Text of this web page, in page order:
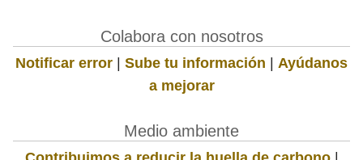
Colabora con nosotros
Notificar error | Sube tu información | Ayúdanos
a mejorar
Medio ambiente